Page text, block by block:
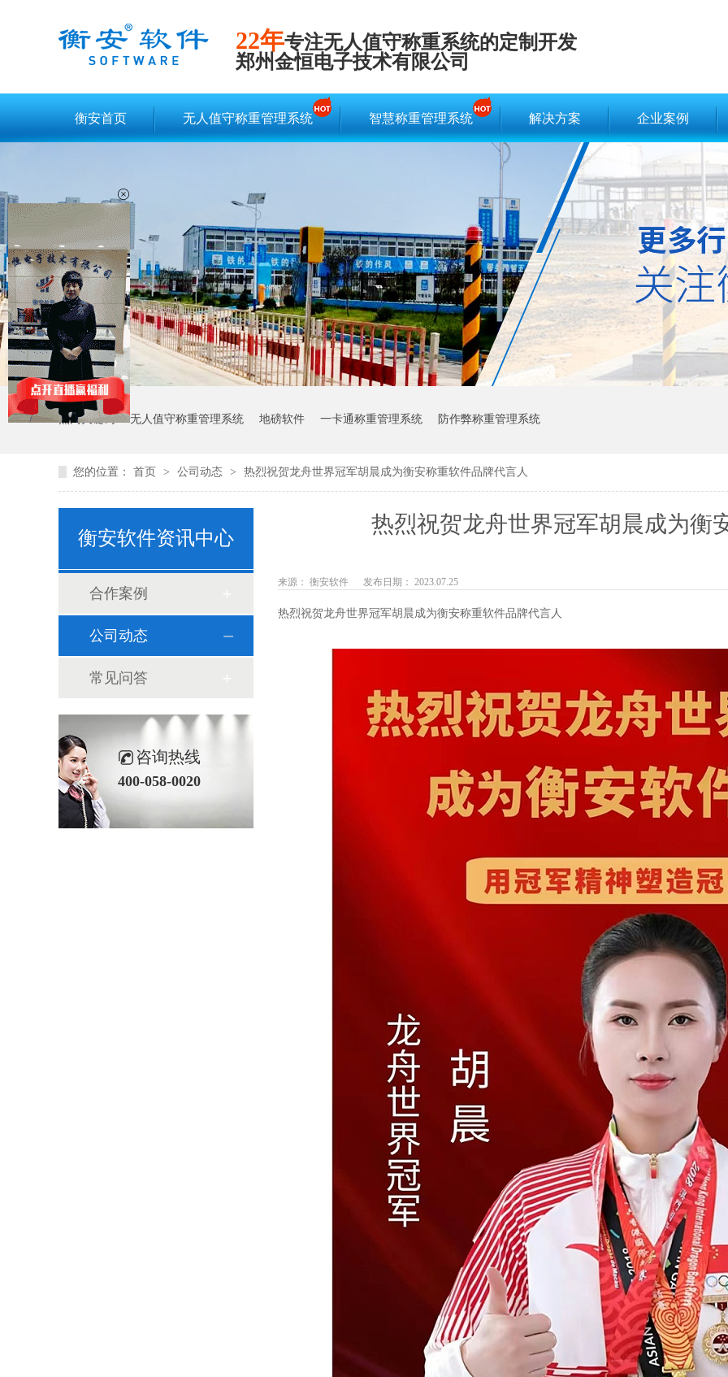
22年专注无人值守称重系统的定制开发
郑州金恒电子技术有限公司
衡安首页 无人值守称重管理系统 智慧称重管理系统 解决方案 企业案例
热门关键词：无人值守称重管理系统 地磅软件 一卡通称重管理系统 防作弊称重管理系统
您的位置： 首页 > 公司动态 > 热烈祝贺龙舟世界冠军胡晨成为衡安称重软件品牌代言人
热烈祝贺龙舟世界冠军胡晨成为衡
来源： 衡安软件 发布日期： 2023.07.25
热烈祝贺龙舟世界冠军胡晨成为衡安称重软件品牌代言人
衡安软件资讯中心
合作案例
公司动态
常见问答
咨询热线
400-058-0020